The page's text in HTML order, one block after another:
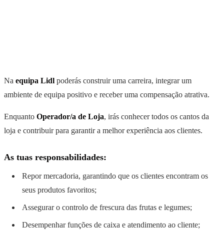
Na equipa Lidl poderás construir uma carreira, integrar um
ambiente de equipa positivo e receber uma compensação atrativa.
Enquanto Operador/a de Loja, irás conhecer todos os cantos da
loja e contribuir para garantir a melhor experiência aos clientes.
As tuas responsabilidades:
Repor mercadoria, garantindo que os clientes encontram os
seus produtos favoritos;
Assegurar o controlo de frescura das frutas e legumes;
Desempenhar funções de caixa e atendimento ao cliente;